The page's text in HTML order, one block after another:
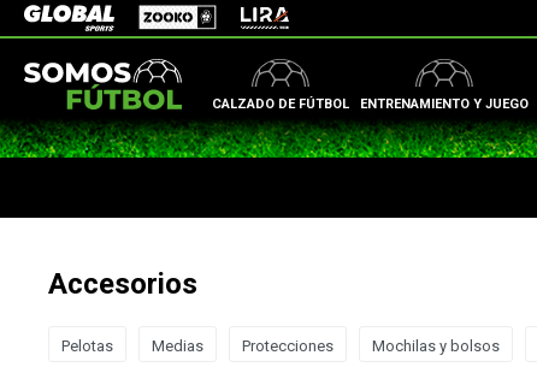
CALZADO DE FÚTBOL ENTRENAMIENTO Y JUEGO
Global Sports Zooko Lira
Accesorios
Pelotas Medias Protecciones Mochilas y bolsos